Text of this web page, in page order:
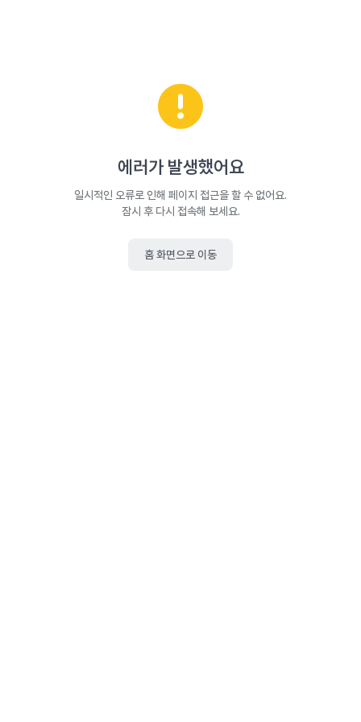
에러가 발생했어요
일시적인 오류로 인해 페이지 접근을 할 수 없어요.
잠시 후 다시 접속해 보세요.
홈 화면으로 이동